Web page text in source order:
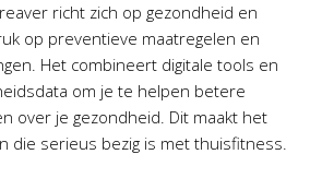
richt zich op gezondheid en
op preventieve maatregelen en
Het combineert digitale tools en
om je te helpen betere
over je gezondheid. Dit maakt het
die serieus bezig is met thuisfitness.